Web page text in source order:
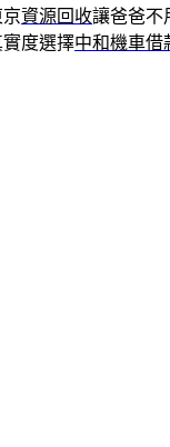
資源回收讓爸爸不
度選擇中和機車借